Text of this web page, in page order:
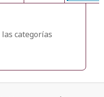
categorías